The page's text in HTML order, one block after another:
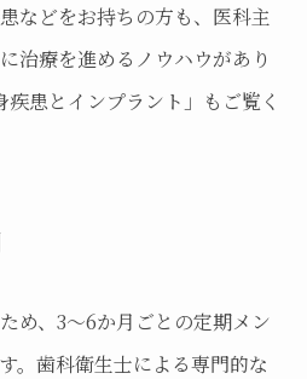
などをお持ちの方も、医科主
治療を進めるノウハウがあり
患とインプラント」もご覧く
め、3〜6か月ごとの定期メン
。歯科衛生士による専門的な